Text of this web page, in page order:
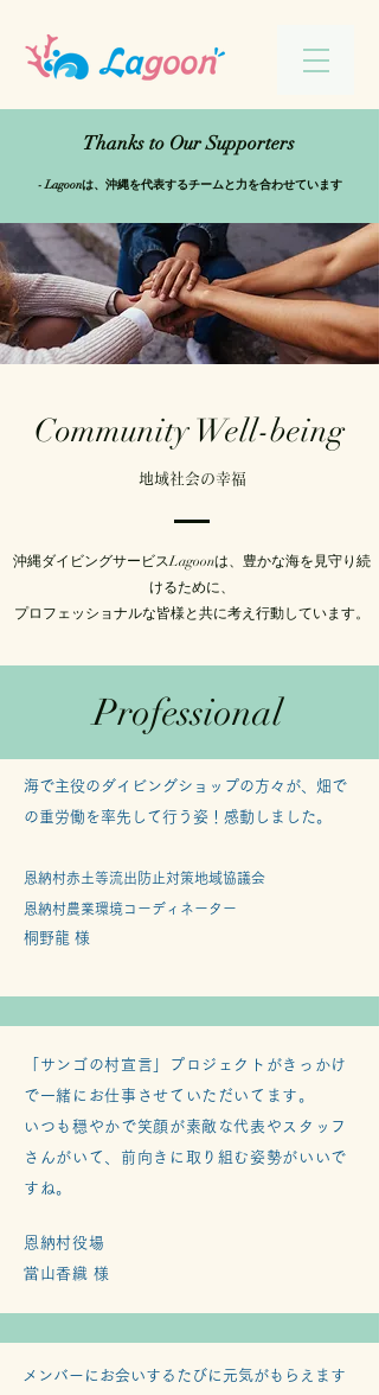
Thanks to Our Supporters
- Lagoonは、沖縄を代表するチームと力を合わせています
Community Well-being
​地域社会の幸福
沖縄ダイビングサービスLagoonは、豊かな海を見守り続
けるために、
​プロフェッショナルな皆様と共に考え行動しています。
Professional
海で主役のダイビングショップの方々が、畑で
の重労働を率先して行う姿！感動しました。
恩納村赤土等流出防止対策地域協議会
恩納村農業環境コーディネーター
​桐野龍 様
「サンゴの村宣言」プロジェクトがきっかけ
で一緒にお仕事させていただいてます。
いつも穏やかで笑顔が素敵な代表やスタッフ
さんがいて、前向きに取り組む姿勢がいいで
すね。
恩納村役場
​當山香織 様
メンバーにお会いするたびに元気がもらえます